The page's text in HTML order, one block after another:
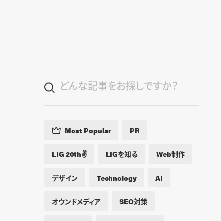
Most Popular PR
LIG 20th✌️ LIGを知る Web制作
デザイン Technology AI
オウンドメディア SEO対策